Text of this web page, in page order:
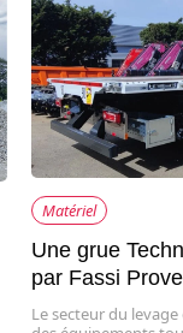
Matériel
Une grue
par Fassi
Le secteur du